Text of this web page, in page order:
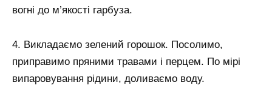
вогні до м’якості гарбуза.
4. Викладаємо зелений горошок. Посолимо,
приправимо пряними травами і перцем. По мірі
випаровування рідини, доливаємо воду.